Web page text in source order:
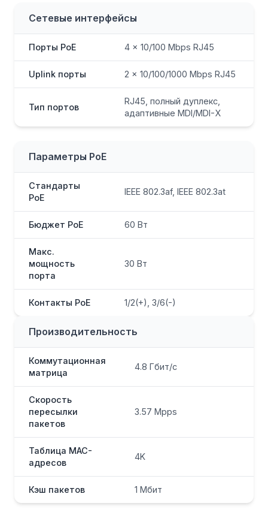
Сетевые интерфейсы
Порты PoE 4 × 10/100 Mbps RJ45
Uplink порты 2 × 10/100/1000 Mbps RJ45
Тип портов
RJ45, полный дуплекс,
адаптивные MDI/MDI-X
Параметры PoE
Стандарты
PoE
IEEE 802.3af, IEEE 802.3at
Бюджет PoE 60 Вт
Макс.
мощность
порта
30 Вт
Контакты PoE 1/2(+), 3/6(-)
Производительность
Коммутационная
матрица
4.8 Гбит/с
Скорость
пересылки
пакетов
3.57 Mpps
Таблица MAC-
адресов
4K
Кэш пакетов 1 Мбит